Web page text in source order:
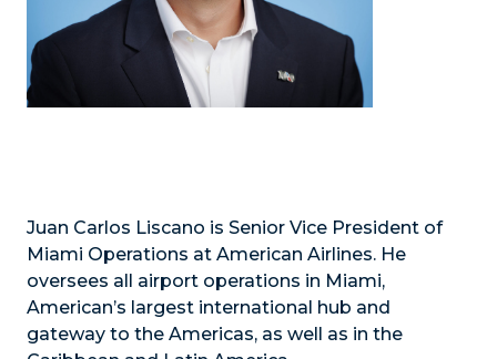
Juan Carlos Liscano is Senior Vice President of
Miami Operations at American Airlines. He
oversees all airport operations in Miami,
American’s largest international hub and
gateway to the Americas, as well as in the